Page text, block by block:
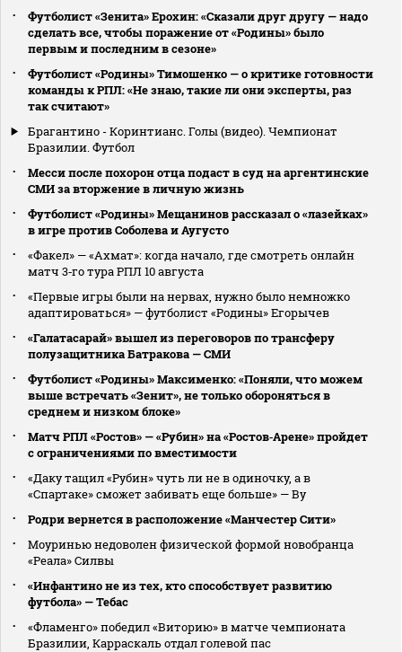
Футболист «Зенита» Ерохин: «Сказали друг другу — надо
сделать все, чтобы поражение от «Родины» было
первым и последним в сезоне»
Футболист «Родины» Тимошенко — о критике готовности
команды к РПЛ: «Не знаю, такие ли они эксперты, раз
так считают»
Брагантино - Коринтианс. Голы (видео). Чемпионат
Бразилии. Футбол
Месси после похорон отца подаст в суд на аргентинские
СМИ за вторжение в личную жизнь
Футболист «Родины» Мещанинов рассказал о «лазейках»
в игре против Соболева и Аугусто
«Факел» — «Ахмат»: когда начало, где смотреть онлайн
матч 3‑го тура РПЛ 10 августа
«Первые игры были на нервах, нужно было немножко
адаптироваться» — футболист «Родины» Егорычев
«Галатасарай» вышел из переговоров по трансферу
полузащитника Батракова — СМИ
Футболист «Родины» Максименко: «Поняли, что можем
выше встречать «Зенит», не только обороняться в
среднем и низком блоке»
Матч РПЛ «Ростов» — «Рубин» на «Ростов‑Арене» пройдет
с ограничениями по вместимости
«Даку тащил «Рубин» чуть ли не в одиночку, а в
«Спартаке» сможет забивать еще больше» — Ву
Родри вернется в расположение «Манчестер Сити»
Моуринью недоволен физической формой новобранца
«Реала» Силвы
«Инфантино не из тех, кто способствует развитию
футбола» — Тебас
«Фламенго» победил «Виторию» в матче чемпионата
Бразилии, Карраскаль отдал голевой пас